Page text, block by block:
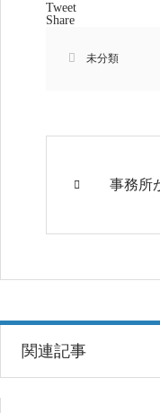
Tweet
Share
未分類
事務所
関連記事